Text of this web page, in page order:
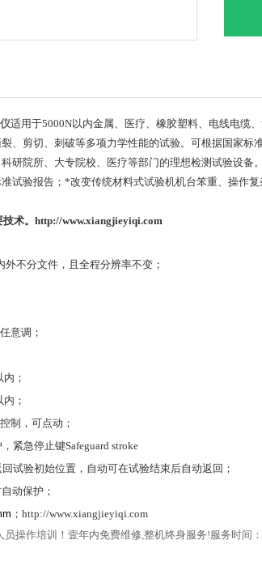
适用于5000N以内金属、医疗、橡胶塑料、电线电缆
、剪切、刺破等多项力学性能的试验。可根据国家标
研院所、大专院校、医疗等部门的理想检测试验设备
试验报告；*改变传统材料式试验机机台笨重、操作
技术。http://www.xiangjieyiqi.com
外不分文件，且全程分辨率不变；
任意调；
内；
内；
制，可点动；
紧急停止键Safeguard stroke
试验初始位置，自动可在试验结束后自动返回；
动保护；
；http://www.xiangjieyiqi.com
员操作培训！壹年内免费维修,整机终身服务!服务时间